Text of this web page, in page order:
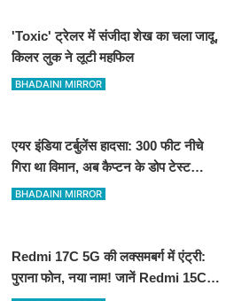
'Toxic' ट्रेलर में संजीदा शेख का चला जादू,
किलर लुक ने लूटी महफिल
BHADAINI MIRROR
एयर इंडिया टर्बुलेंस हादसा: 300 फीट नीचे
गिरा था विमान, अब कैप्टन के डोप टेस्ट
पॉजिटिव होने के दावे से मचा हड़कंप
BHADAINI MIRROR
Redmi 17C 5G की लक्समबर्ग में एंट्री:
पुराना फोन, नया नाम! जानें Redmi 15C